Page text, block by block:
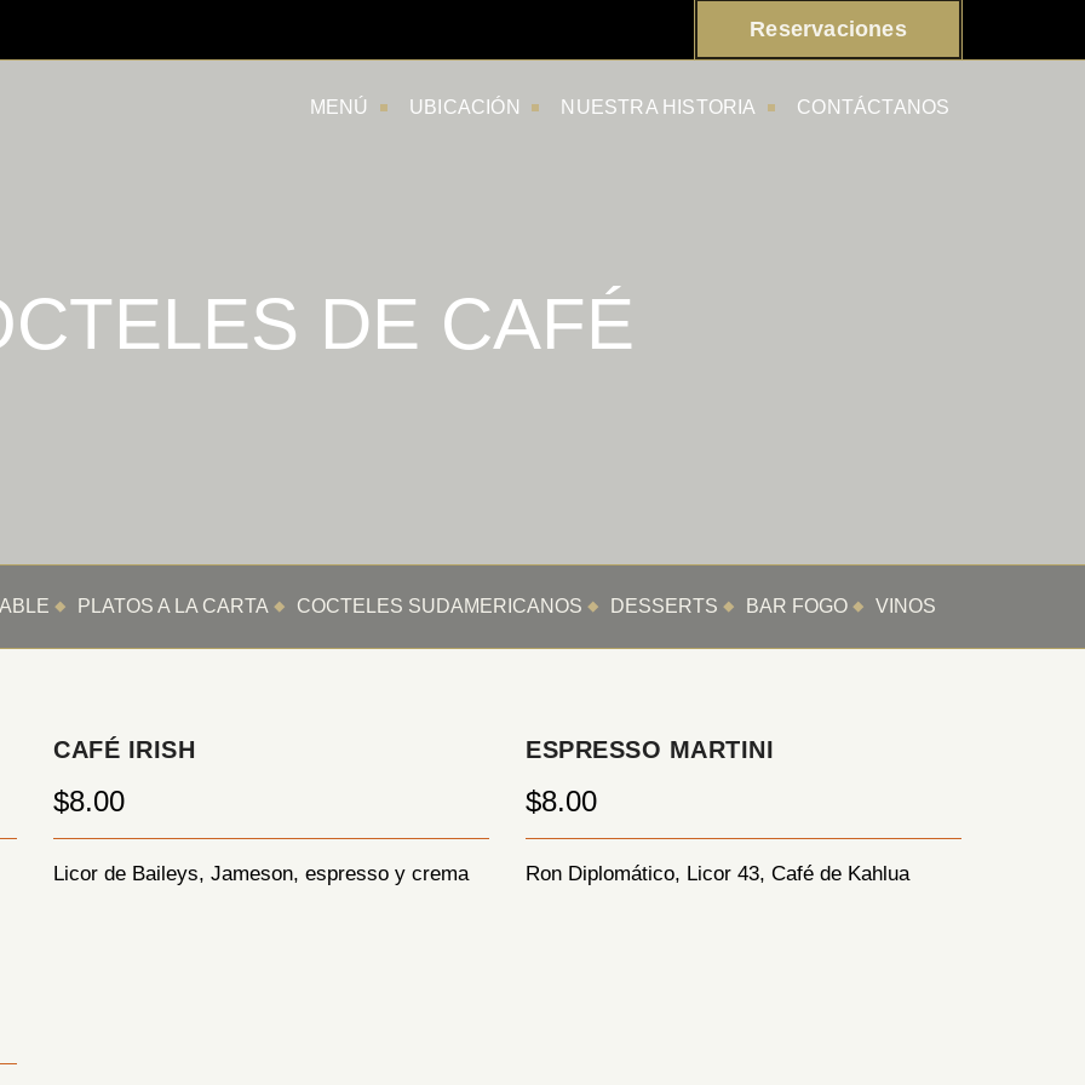
Reservaciones
MENÚ UBICACIÓN NUESTRA HISTORIA CONTÁCTANOS
DE CAFÉ
PLATOS A LA CARTA COCTELES SUDAMERICANOS DESSERTS BAR FOGO VINOS
CAFÉ IRISH
$8.00
Licor de Baileys, Jameson, espresso y crema
ESPRESSO MARTINI
$8.00
Ron Diplomático, Licor 43, Café de Kahlua